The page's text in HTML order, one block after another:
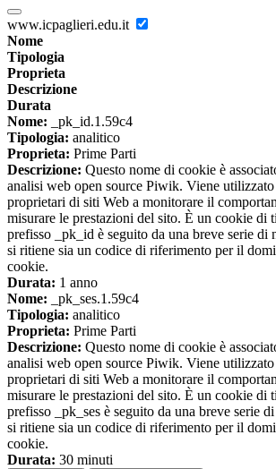
www.icpaglieri.edu.it
Nome
Tipologia
Proprieta
Descrizione
Durata
Nome: _pk_id.1.59c4
Tipologia: analitico
Proprieta: Prime Parti
Descrizione: Questo nome di cookie è
analisi web open source Piwik. Viene utilizzato
proprietari di siti Web a monitorare il
misurare le prestazioni del sito. È un cookie di
prefisso _pk_id è seguito da una breve serie di
si ritiene sia un codice di riferimento per il
cookie.
Durata: 1 anno
Nome: _pk_ses.1.59c4
Tipologia: analitico
Proprieta: Prime Parti
Descrizione: Questo nome di cookie è
analisi web open source Piwik. Viene utilizzato
proprietari di siti Web a monitorare il
misurare le prestazioni del sito. È un cookie di
prefisso _pk_ses è seguito da una breve serie
si ritiene sia un codice di riferimento per il
cookie.
Durata: 30 minuti